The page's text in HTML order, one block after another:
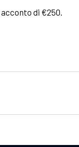
di €250.